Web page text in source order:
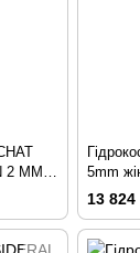
2 ММ
5mm
size 3
13 824